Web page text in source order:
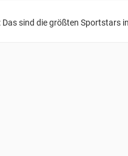
Das sind die größten Sportstars